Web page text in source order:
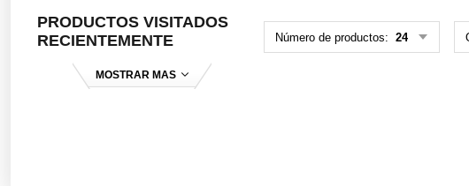
Número de productos: 24
PRODUCTOS VISITADOS
RECIENTEMENTE
MOSTRAR MAS